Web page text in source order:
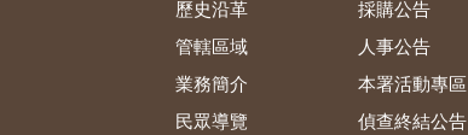
歷史沿革
管轄區域
業務簡介
民眾導覽
採購公告
人事公告
本署活動專區
偵查終結公告